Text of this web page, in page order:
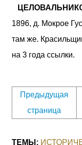
1896, д. Мокрое
там же.
на 3 года ссылки.
Предыдущая
страница
ТЕМЫ: